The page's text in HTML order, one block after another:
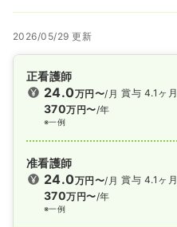
2026/05/29 更新
正看護師
24.0万円〜/月
370万円〜/年
※一例
賞与 4.1ヶ月
准看護師
24.0万円〜/月
370万円〜/年
※一例
賞与 4.1ヶ月